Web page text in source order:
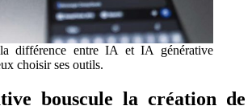
différence entre IA et IA générative
choisir ses outils.
bouscule la création de